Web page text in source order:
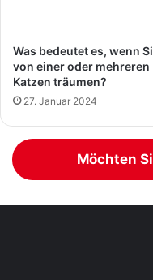
Was bedeutet es, wenn
von einer oder mehreren
Katzen träumen?
27. Januar 2024
Möchten